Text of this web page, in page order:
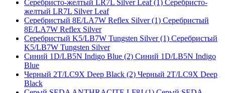
Серебристо-желтый LR7L Silver Leaf (1) Серебристо-
желтый LR7L Silver Leaf
Серебристый 8E/LA7W Reflex Silver (1) Серебристый
8E/LA7W Reflex Silver
Серебристый K5/LB7W Tungsten Silver (1) Серебристый
K5/LB7W Tungsten Silver
Синий 1D/LB5N Indigo Blue (2) Синий 1D/LB5N Indigo
Blue
Черный 2T/LC9X Deep Black (2) Черный 2T/LC9X Deep
Black